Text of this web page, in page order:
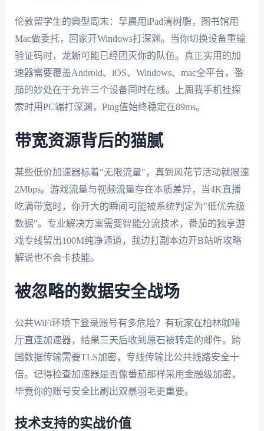
伦敦留学生的典型周末：早晨用iPad清树脂，图书馆用
Mac做委托，回家开Windows打深渊。当你切换设备重输
验证码时，龙蜥可能已经团灭你的队伍。真正实用的加
速器需要覆盖Android、iOS、Windows、mac全平台，番
茄的妙处在于允许三个设备同时在线。上周我手机挂探
索时用PC端打深渊，Ping值始终稳定在89ms。
带宽资源背后的猫腻
某些低价加速器标着"无限流量"，真到风花节活动就限速
2Mbps。游戏流量与视频流量存在本质差异，当4K直播
吃满带宽时，你开大的瞬间可能被系统判定为"低优先级
数据"。专业解决方案需要智能分流技术，番茄的独享游
戏专线留出100M纯净通道，我边打副本边开B站听攻略
解说也不会卡技能。
被忽略的数据安全战场
公共WiFi环境下登录账号有多危险？有玩家在柏林咖啡
厅直连加速器，结果三天后收到原石被转走的邮件。跨
国数据传输需要TLS加密，专线传输比公共线路安全十
倍。记得检查加速器是否像番茄那样采用金融级加密，
毕竟你的账号安全比刷出双暴羽毛更重要。
技术支持的实战价值